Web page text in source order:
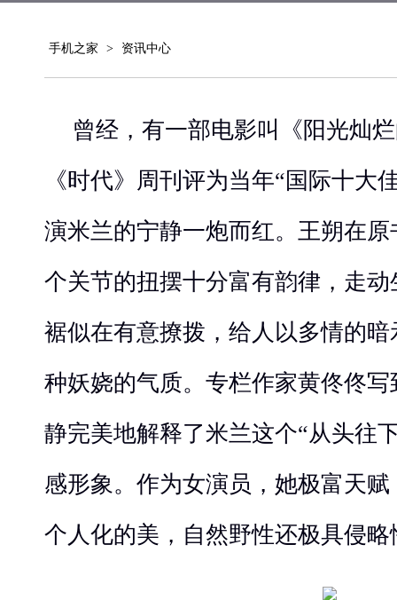
手机之家 > 资讯中心
曾经，有一部电影叫《阳光灿
《时代》周刊评为当年“国际十大
演米兰的宁静一炮而红。王朔在
个关节的扭摆十分富有韵律，走
裾似在有意撩拨，给人以多情的
种妖娆的气质。专栏作家黄佟佟
静完美地解释了米兰这个“从头往
感形象。作为女演员，她极富天
个人化的美，自然野性还极具侵略